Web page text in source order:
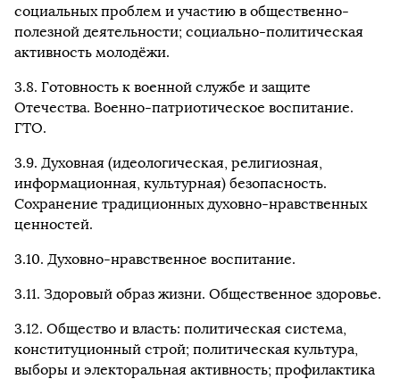
социальных проблем и участию в общественно-
полезной деятельности; социально-политическая
активность молодёжи.
3.8. Готовность к военной службе и защите
Отечества. Военно-патриотическое воспитание.
ГТО.
3.9. Духовная (идеологическая, религиозная,
информационная, культурная) безопасность.
Сохранение традиционных духовно-нравственных
ценностей.
3.10. Духовно-нравственное воспитание.
3.11. Здоровый образ жизни. Общественное здоровье.
3.12. Общество и власть: политическая система,
конституционный строй; политическая культура,
выборы и электоральная активность; профилактика